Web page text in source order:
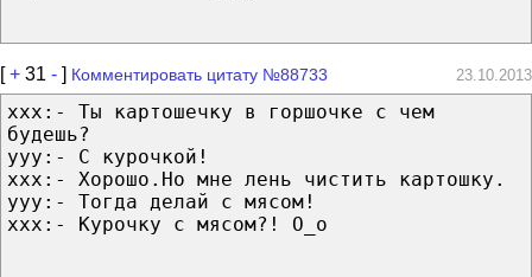
[+ 31 - ] Комментировать цитату №88733 23.10.2013
xxx:- Ты картошечку в горшочке с чем
будешь?
yyy:- С курочкой!
xxx:- Хорошо.Но мне лень чистить картошку.
yyy:- Тогда делай с мясом!
xxx:- Курочку с мясом?! О_о